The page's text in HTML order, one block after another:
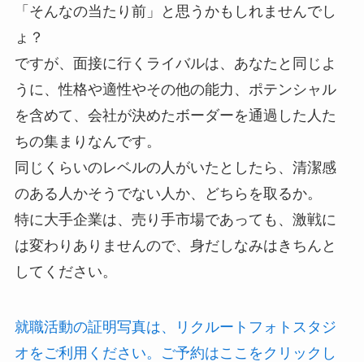
「そんなの当たり前」と思うかもしれませんでし
ょ？
ですが、面接に行くライバルは、あなたと同じよ
うに、性格や適性やその他の能力、ポテンシャル
を含めて、会社が決めたボーダーを通過した人た
ちの集まりなんです。
同じくらいのレベルの人がいたとしたら、清潔感
のある人かそうでない人か、どちらを取るか。
特に大手企業は、売り手市場であっても、激戦に
は変わりありませんので、身だしなみはきちんと
してください。
就職活動の証明写真は、リクルートフォトスタジ
オをご利用ください。ご予約はここをクリックし